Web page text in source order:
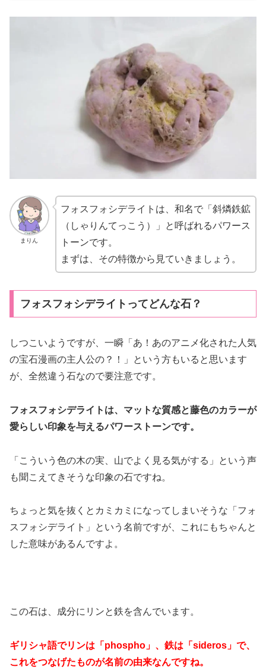
まりん
フォスフォシデライトは、和名で「斜燐鉄鉱
（しゃりんてっこう）」と呼ばれるパワース
トーンです。
まずは、その特徴から見ていきましょう。
フォスフォシデライトってどんな石？
しつこいようですが、一瞬「あ！あのアニメ化された人気
の宝石漫画の主人公の？！」という方もいると思います
が、全然違う石なので要注意です。
フォスフォシデライトは、マットな質感と藤色のカラーが
愛らしい印象を与えるパワーストーンです。
「こういう色の木の実、山でよく見る気がする」という声
も聞こえてきそうな印象の石ですね。
ちょっと気を抜くとカミカミになってしまいそうな「フォ
スフォシデライト」という名前ですが、これにもちゃんと
した意味があるんですよ。
この石は、成分にリンと鉄を含んでいます。
ギリシャ語でリンは「phospho」、鉄は「sideros」で、
これをつなげたものが名前の由来なんですね。